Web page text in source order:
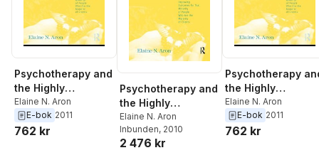
Psychotherapy and
the Highly
Sensitive Person
Elaine N. Aron
E-bok 2011
762 kr
Psychotherapy and
the Highly
Sensitive Person
Elaine N. Aron
Inbunden, 2010
2 476 kr
Psychotherapy
the Highly
Sensitive Person
Elaine N. Aron
E-bok 2011
762 kr